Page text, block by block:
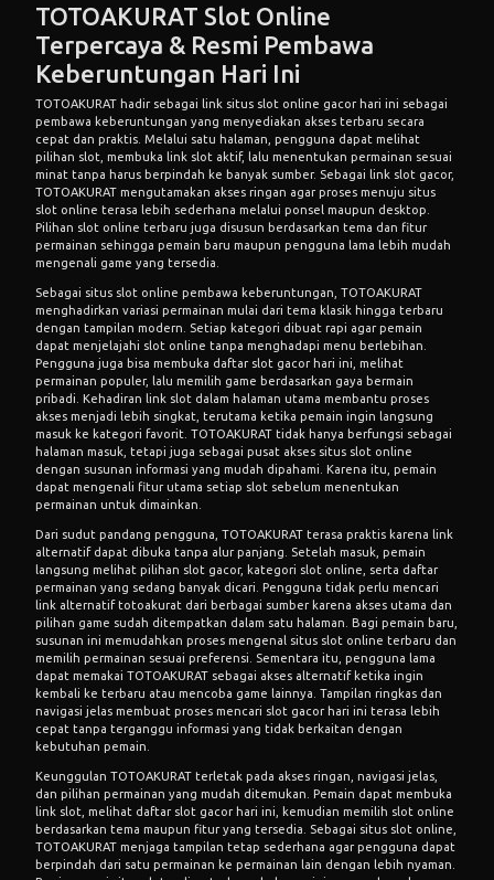
TOTOAKURAT Slot Online
Terpercaya & Resmi Pembawa
Keberuntungan Hari Ini
TOTOAKURAT hadir sebagai link situs slot online gacor hari ini sebagai
pembawa keberuntungan yang menyediakan akses terbaru secara
cepat dan praktis. Melalui satu halaman, pengguna dapat melihat
pilihan slot, membuka link slot aktif, lalu menentukan permainan sesuai
minat tanpa harus berpindah ke banyak sumber. Sebagai link slot gacor,
TOTOAKURAT mengutamakan akses ringan agar proses menuju situs
slot online terasa lebih sederhana melalui ponsel maupun desktop.
Pilihan slot online terbaru juga disusun berdasarkan tema dan fitur
permainan sehingga pemain baru maupun pengguna lama lebih mudah
mengenali game yang tersedia.
Sebagai situs slot online pembawa keberuntungan, TOTOAKURAT
menghadirkan variasi permainan mulai dari tema klasik hingga terbaru
dengan tampilan modern. Setiap kategori dibuat rapi agar pemain
dapat menjelajahi slot online tanpa menghadapi menu berlebihan.
Pengguna juga bisa membuka daftar slot gacor hari ini, melihat
permainan populer, lalu memilih game berdasarkan gaya bermain
pribadi. Kehadiran link slot dalam halaman utama membantu proses
akses menjadi lebih singkat, terutama ketika pemain ingin langsung
masuk ke kategori favorit. TOTOAKURAT tidak hanya berfungsi sebagai
halaman masuk, tetapi juga sebagai pusat akses situs slot online
dengan susunan informasi yang mudah dipahami. Karena itu, pemain
dapat mengenali fitur utama setiap slot sebelum menentukan
permainan untuk dimainkan.
Dari sudut pandang pengguna, TOTOAKURAT terasa praktis karena link
alternatif dapat dibuka tanpa alur panjang. Setelah masuk, pemain
langsung melihat pilihan slot gacor, kategori slot online, serta daftar
permainan yang sedang banyak dicari. Pengguna tidak perlu mencari
link alternatif totoakurat dari berbagai sumber karena akses utama dan
pilihan game sudah ditempatkan dalam satu halaman. Bagi pemain baru,
susunan ini memudahkan proses mengenal situs slot online terbaru dan
memilih permainan sesuai preferensi. Sementara itu, pengguna lama
dapat memakai TOTOAKURAT sebagai akses alternatif ketika ingin
kembali ke terbaru atau mencoba game lainnya. Tampilan ringkas dan
navigasi jelas membuat proses mencari slot gacor hari ini terasa lebih
cepat tanpa terganggu informasi yang tidak berkaitan dengan
kebutuhan pemain.
Keunggulan TOTOAKURAT terletak pada akses ringan, navigasi jelas,
dan pilihan permainan yang mudah ditemukan. Pemain dapat membuka
link slot, melihat daftar slot gacor hari ini, kemudian memilih slot online
berdasarkan tema maupun fitur yang tersedia. Sebagai situs slot online,
TOTOAKURAT menjaga tampilan tetap sederhana agar pengguna dapat
berpindah dari satu permainan ke permainan lain dengan lebih nyaman.